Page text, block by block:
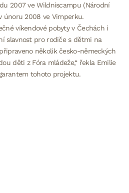
2007 ve Wildniscampu (Národní
únoru 2008 ve Vimperku.
víkendové pobyty v Čechách i
slavnost pro rodiče s dětmi na
několik česko-německých
děti z Fóra mládeže,“ řekla Emilie
tohoto projektu.